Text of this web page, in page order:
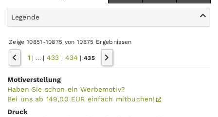
Legende
Zeige 10851-10875 von 10875 Ergebnissen
1 | ... |433 | 434 | 435
Motiverstellung
Haben Sie schon ein Werbemotiv?
Bei uns ab 149,00 EUR einfach mitbuchen!
Druck